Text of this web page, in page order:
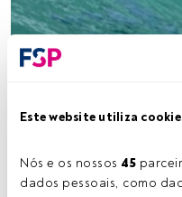
Este website utiliza
Nós e os nossos 45
dados pessoais, como
batterjob32, Flickr, Creative
Tempo de leitura:1 min.